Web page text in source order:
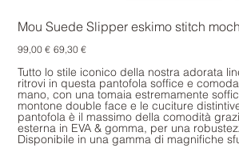
Mou Suede Slipper eskimo stitch
Prezzo
originale
99,00 € Prezzo
scontato
69,30 €
Tutto lo stile iconico della nostra adorata
ritrovi in questa pantofola soffice e
mano, con una tomaia estremamente
montone double face e le cuciture
pantofola è il massimo della comodità
esterna in EVA & gomma, per una
Disponibile in una gamma di magnifiche